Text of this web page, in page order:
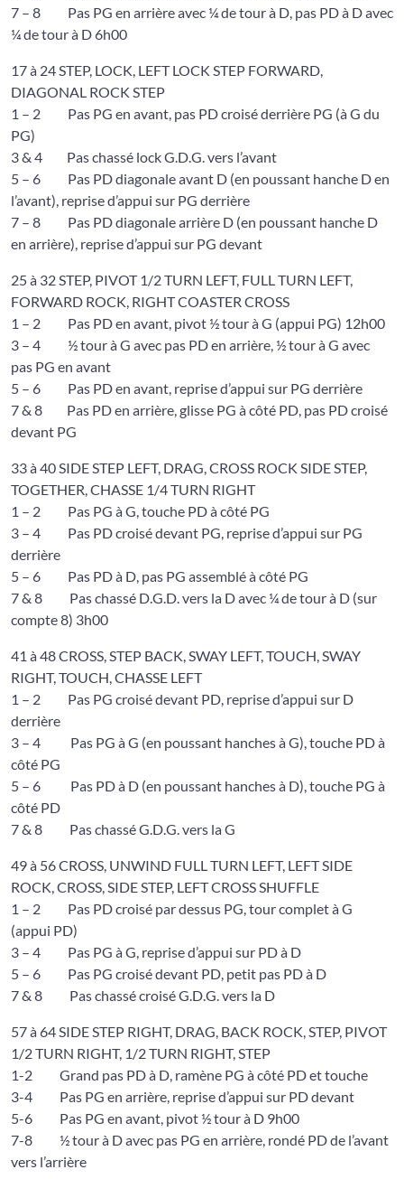
7 – 8 Pas PG en arrière avec ¼ de tour à D, pas PD à D avec
¼ de tour à D 6h00
17 à 24 STEP, LOCK, LEFT LOCK STEP FORWARD,
DIAGONAL ROCK STEP
1 – 2 Pas PG en avant, pas PD croisé derrière PG (à G du
PG)
3 & 4 Pas chassé lock G.D.G. vers l’avant
5 – 6 Pas PD diagonale avant D (en poussant hanche D en
l’avant), reprise d’appui sur PG derrière
7 – 8 Pas PD diagonale arrière D (en poussant hanche D
en arrière), reprise d’appui sur PG devant
25 à 32 STEP, PIVOT 1/2 TURN LEFT, FULL TURN LEFT,
FORWARD ROCK, RIGHT COASTER CROSS
1 – 2 Pas PD en avant, pivot ½ tour à G (appui PG) 12h00
3 – 4 ½ tour à G avec pas PD en arrière, ½ tour à G avec
pas PG en avant
5 – 6 Pas PD en avant, reprise d’appui sur PG derrière
7 & 8 Pas PD en arrière, glisse PG à côté PD, pas PD croisé
devant PG
33 à 40 SIDE STEP LEFT, DRAG, CROSS ROCK SIDE STEP,
TOGETHER, CHASSE 1/4 TURN RIGHT
1 – 2 Pas PG à G, touche PD à côté PG
3 – 4 Pas PD croisé devant PG, reprise d’appui sur PG
derrière
5 – 6 Pas PD à D, pas PG assemblé à côté PG
7 & 8 Pas chassé D.G.D. vers la D avec ¼ de tour à D (sur
compte 8) 3h00
41 à 48 CROSS, STEP BACK, SWAY LEFT, TOUCH, SWAY
RIGHT, TOUCH, CHASSE LEFT
1 – 2 Pas PG croisé devant PD, reprise d’appui sur D
derrière
3 – 4 Pas PG à G (en poussant hanches à G), touche PD à
côté PG
5 – 6 Pas PD à D (en poussant hanches à D), touche PG à
côté PD
7 & 8 Pas chassé G.D.G. vers la G
49 à 56 CROSS, UNWIND FULL TURN LEFT, LEFT SIDE
ROCK, CROSS, SIDE STEP, LEFT CROSS SHUFFLE
1 – 2 Pas PD croisé par dessus PG, tour complet à G
(appui PD)
3 – 4 Pas PG à G, reprise d’appui sur PD à D
5 – 6 Pas PG croisé devant PD, petit pas PD à D
7 & 8 Pas chassé croisé G.D.G. vers la D
57 à 64 SIDE STEP RIGHT, DRAG, BACK ROCK, STEP, PIVOT
1/2 TURN RIGHT, 1/2 TURN RIGHT, STEP
1-2 Grand pas PD à D, ramène PG à côté PD et touche
3-4 Pas PG en arrière, reprise d’appui sur PD devant
5-6 Pas PG en avant, pivot ½ tour à D 9h00
7-8 ½ tour à D avec pas PG en arrière, rondé PD de l’avant
vers l’arrière